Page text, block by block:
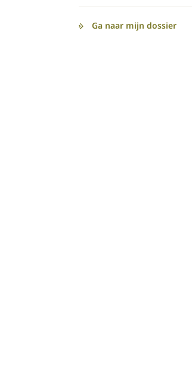
Ga naar mijn dossier